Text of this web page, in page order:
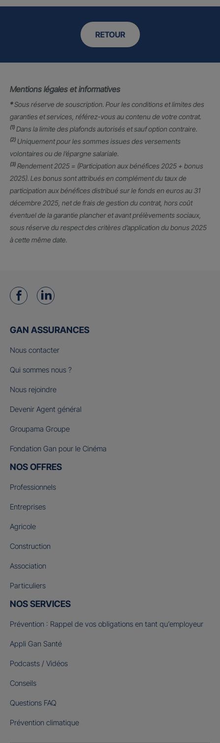
RETOUR
Mentions légales et informatives
*Sous réserve de souscription. Pour les conditions et limites des
garanties et services, référez-vous au contenu de votre contrat.
(1) Dans la limite des plafonds autorisés et sauf option contraire.
(2) Uniquement pour les sommes issues des versements
volontaires ou de l’épargne salariale.
(3) Rendement 2025 = (Participation aux bénéfices 2025 + bonus
2025). Les bonus sont attribués en complément du taux de
participation aux bénéfices distribué sur le fonds en euros au 31
décembre 2025, net de frais de gestion du contrat, hors coût
éventuel de la garantie plancher et avant prélèvements sociaux,
sous réserve du respect des critères d’application du bonus 2025
à cette même date.
GAN ASSURANCES
Nous contacter
Qui sommes nous ?
Nous rejoindre
Devenir Agent général
Groupama Groupe
Fondation Gan pour le Cinéma
NOS OFFRES
Professionnels
Entreprises
Agricole
Construction
Association
Particuliers
NOS SERVICES
Prévention : Rappel de vos obligations en tant qu’employeur
Appli Gan Santé
Podcasts / Vidéos
Conseils
Questions FAQ
Prévention climatique